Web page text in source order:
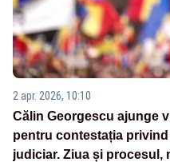
2 apr. 2026, 10:10
Călin Georgescu ajunge
pentru contestația
judiciar. Ziua și procesul,